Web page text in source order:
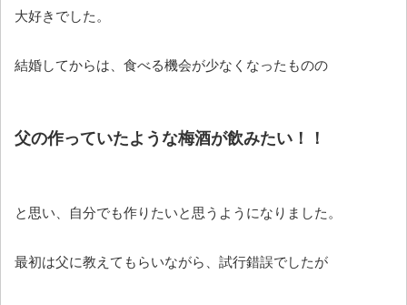
大好きでした。
結婚してからは、食べる機会が少なくなったものの
父の作っていたような梅酒が飲みたい！！
と思い、自分でも作りたいと思うようになりました。
最初は父に教えてもらいながら、試行錯誤でしたが